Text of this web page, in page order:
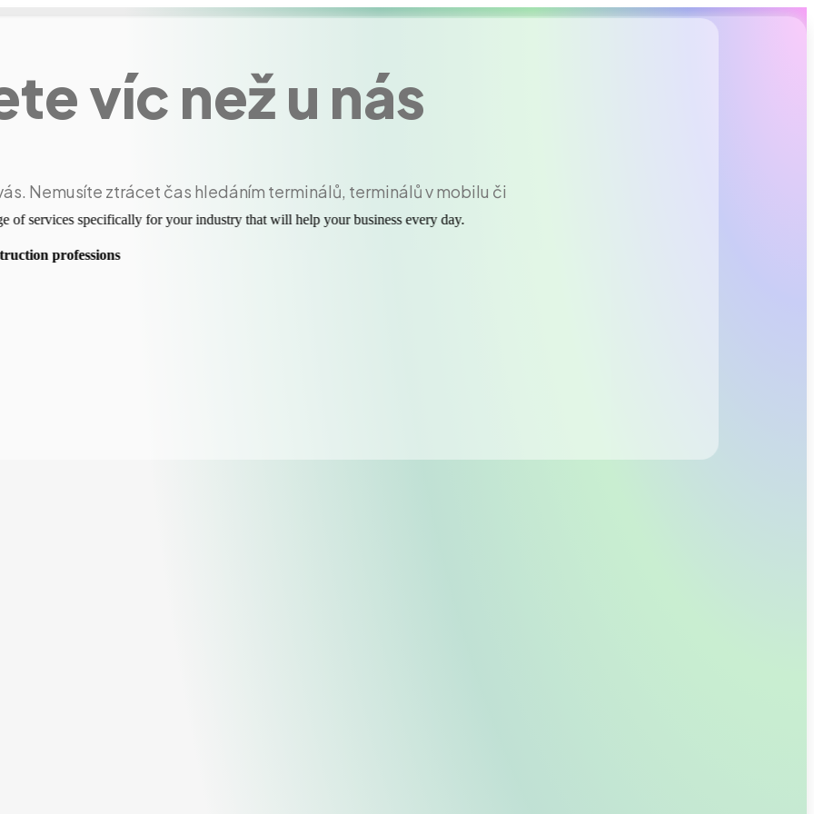
of services specifically for your industry that will help your business every day.
professions
víc než u nás
Nemusíte ztrácet čas hledáním terminálů, terminálů v mobilu či